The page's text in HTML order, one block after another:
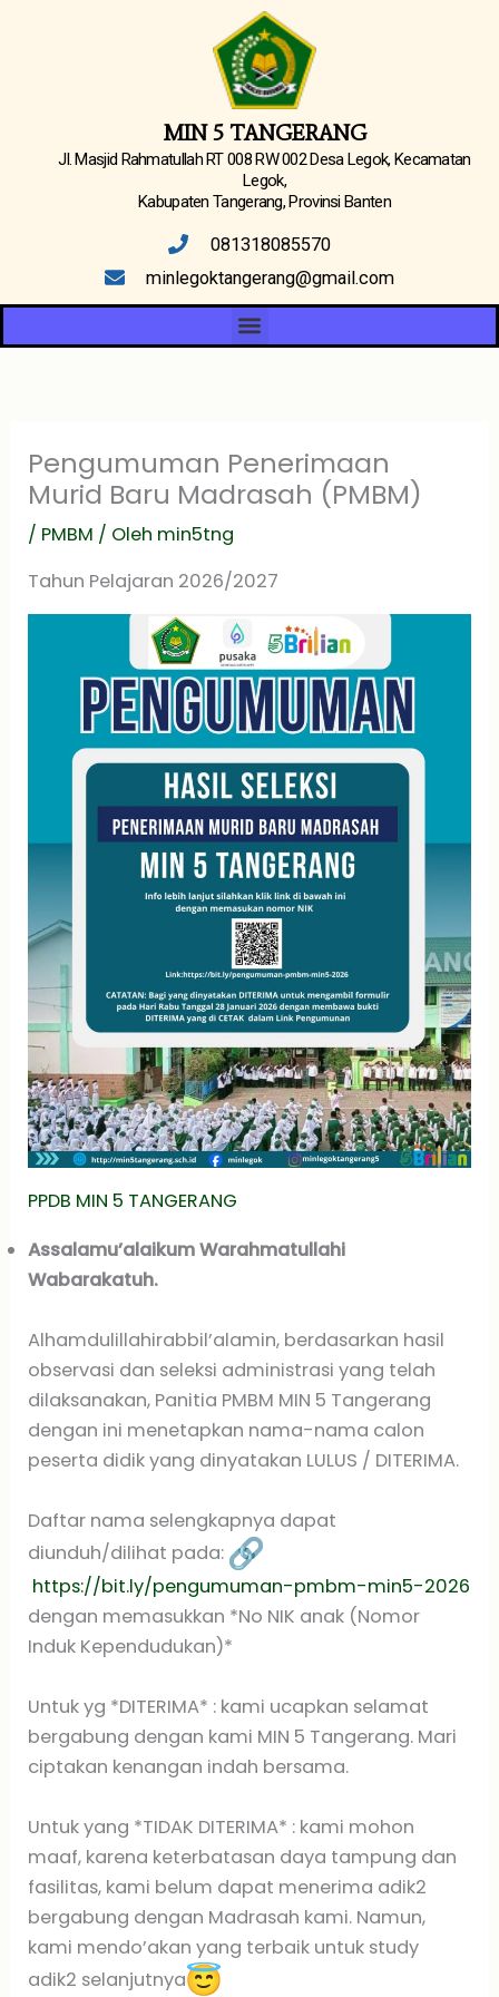
MIN 5 TANGERANG
Jl. Masjid Rahmatullah RT 008 RW 002 Desa Legok, Kecamatan
Legok,
Kabupaten Tangerang, Provinsi Banten
081318085570
minlegoktangerang@gmail.com
Menu
Pengumuman Penerimaan
Murid Baru Madrasah (PMBM)
/ PMBM / Oleh min5tng
Tahun Pelajaran 2026/2027
PPDB MIN 5 TANGERANG
Assalamu’alaikum Warahmatullahi
Wabarakatuh.
Alhamdulillahirabbil’alamin, berdasarkan hasil
observasi dan seleksi administrasi yang telah
dilaksanakan, Panitia PMBM MIN 5 Tangerang
dengan ini menetapkan nama-nama calon
peserta didik yang dinyatakan LULUS / DITERIMA.
Daftar nama selengkapnya dapat
diunduh/dilihat pada:
https://bit.ly/pengumuman-pmbm-min5-2026
dengan memasukkan *No NIK anak (Nomor
Induk Kependudukan)*
Untuk yg *DITERIMA* : kami ucapkan selamat
bergabung dengan kami MIN 5 Tangerang. Mari
ciptakan kenangan indah bersama.
Untuk yang *TIDAK DITERIMA* : kami mohon
maaf, karena keterbatasan daya tampung dan
fasilitas, kami belum dapat menerima adik2
bergabung dengan Madrasah kami. Namun,
kami mendo’akan yang terbaik untuk study
adik2 selanjutnya